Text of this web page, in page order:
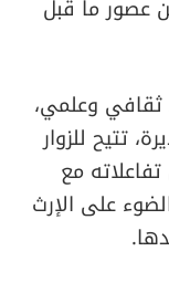
عصور ما قبل
وعلمي،
تتيح للزوار
مع
على الإرث